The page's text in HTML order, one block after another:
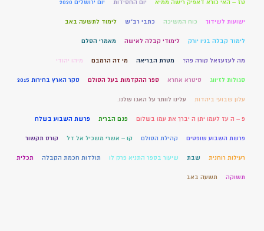
טז – האי כורא דאפיק רישה ממיא יום החסידות יום ירושלים 2020
ישועות לשידוך כוח המשיכה כתבי רב"ש לימוד לתשעה באב
לימוד קבלה בניו יורק לימודי קבלה לאישה מאמרי הסלם
מה לעזעזאל קורה פה? מטרת הבריאה מי זה הרמבם מיהו יהודי
סגולות לזיווג סיטרא אחרא ספר ההקדמות בעל הסולם סקר הארץ בחירות 2015
עלון שבועי ביהדות עלינו לוותר על האגו שלנו.
פ – ה עז לעמו יתן ה יברך את עמו בשלום פגם הברית פרשת השבוע בשלח
פרשת השבוע שופטים קהילת הסולם קו – אשרי משכיל אל דל קורס תקשור
רעילות רוחנית שבת שיעור בספר התניא פרק לו תולדות חכמת הקבלה תכלית
תשוקה תשעה באב